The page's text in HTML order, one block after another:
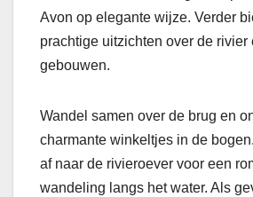
Avon op elegante wijze. Verder
prachtige uitzichten over de
gebouwen.
Wandel samen over de brug en
charmante winkeltjes in de
af naar de rivieroever voor een
wandeling langs het water. Als